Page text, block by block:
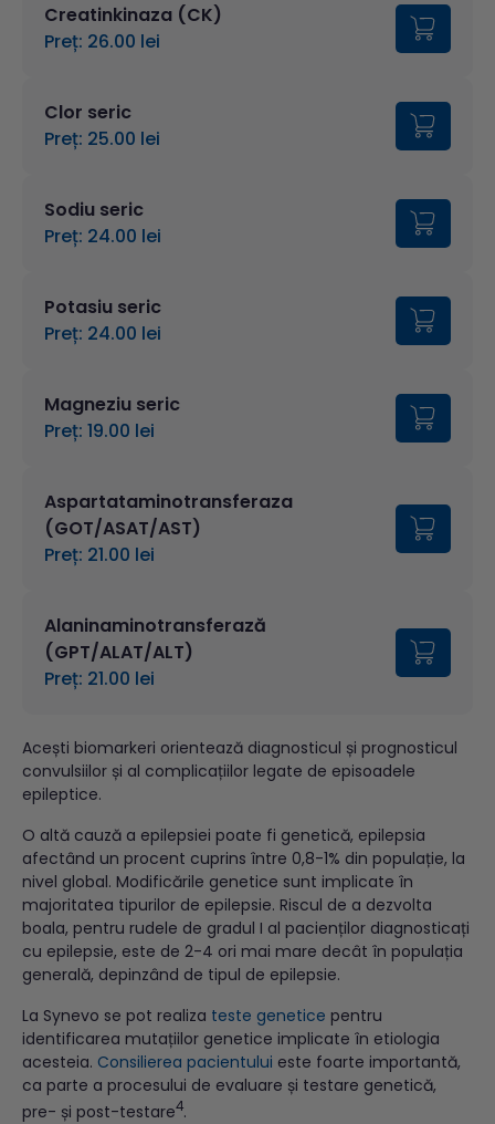
Creatinkinaza (CK)
Preț: 26.00 lei
Clor seric
Preț: 25.00 lei
Sodiu seric
Preț: 24.00 lei
Potasiu seric
Preț: 24.00 lei
Magneziu seric
Preț: 19.00 lei
Aspartataminotransferaza
(GOT/ASAT/AST)
Preț: 21.00 lei
Alaninaminotransferază
(GPT/ALAT/ALT)
Preț: 21.00 lei
Acești biomarkeri orientează diagnosticul și prognosticul
convulsiilor și al complicațiilor legate de episoadele
epileptice.
O altă cauză a epilepsiei poate fi genetică, epilepsia
afectând un procent cuprins între 0,8-1% din populație, la
nivel global. Modificările genetice sunt implicate în
majoritatea tipurilor de epilepsie. Riscul de a dezvolta
boala, pentru rudele de gradul I al pacienților diagnosticați
cu epilepsie, este de 2-4 ori mai mare decât în populația
generală, depinzând de tipul de epilepsie.
La Synevo se pot realiza teste genetice pentru
identificarea mutațiilor genetice implicate în etiologia
acesteia. Consilierea pacientului este foarte importantă,
ca parte a procesului de evaluare și testare genetică,
pre- și post-testare4.